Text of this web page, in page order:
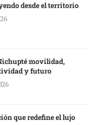
desde el territorio
movilidad,
y futuro
que redefine el lujo